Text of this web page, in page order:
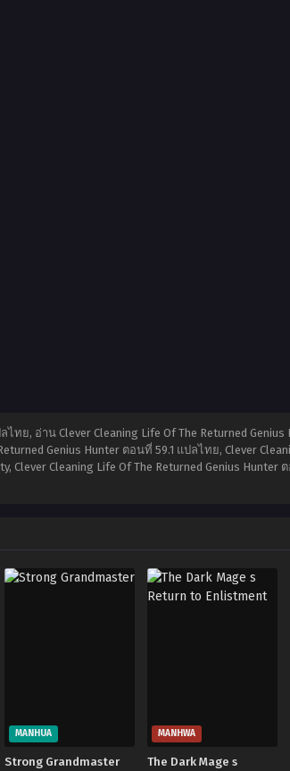
ทย, อ่าน Clever Cleaning Life Of The Returned
Genius Hunter ตอนที่ 59.1 แปลไทย, Clever
Clever Cleaning Life Of The Returned Genius Hunter
MANHUA
Strong Grandmaster
MANHWA
The Dark Mage s